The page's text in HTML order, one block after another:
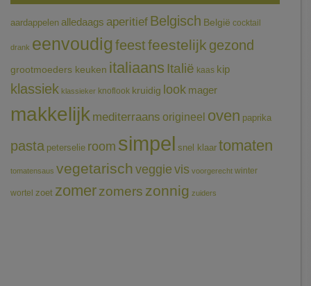
aardappelen alledaags aperitief Belgisch België cocktail
drank eenvoudigfeestfeestelijk gezond
grootmoeders keuken italiaans Italië kaas kip
klassiek klassieker knoflook kruidig look mager
makkelijk mediterraans origineel oven paprika
pasta peterselie room simpel snel klaar tomaten
tomatensaus vegetarischveggie vis voorgerecht winter
wortel zoet zomerzomers zonnig zuiders